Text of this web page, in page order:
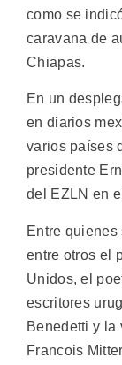
como se
caravana de
Chiapas.
En un
en diarios
varios países
presidente
del EZLN en
Entre
entre otros el
Unidos, el
escritores
Benedetti y la
Francois